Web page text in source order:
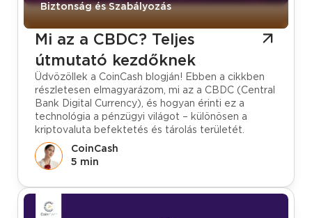
Biztonság és Szabályozás
Mi az a CBDC? Teljes
útmutató kezdőknek
Üdvözöllek a CoinCash blogján! Ebben a cikkben
részletesen elmagyarázom, mi az a CBDC (Central
Bank Digital Currency), és hogyan érinti ez a
technológia a pénzügyi világot – különösen a
kriptovaluta befektetés és tárolás területét.
CoinCash
5 min